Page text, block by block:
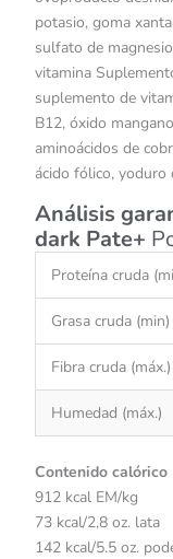
potasio, goma
sulfato de
vitamina
suplemento de
B12, óxido
aminoácidos de
ácido fólico,
Análisis
dark Pate+
Proteína cruda
Grasa cruda (min)
Fibra cruda (máx.)
Humedad (máx.)
Contenido calórico
912 kcal EM/kg
73 kcal/2,8 oz. lata
142 kcal/5.5 oz.